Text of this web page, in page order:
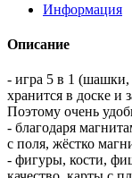
Информация
Описание
- игра 5 в 1
хранится в доске и
Поэтому очень
- благодаря
с поля, жёстко
- фигуры, кости,